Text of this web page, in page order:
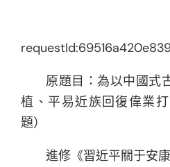
原題目：為以中國式
植、平易近族回復偉業
題）
進修《習近平關于安